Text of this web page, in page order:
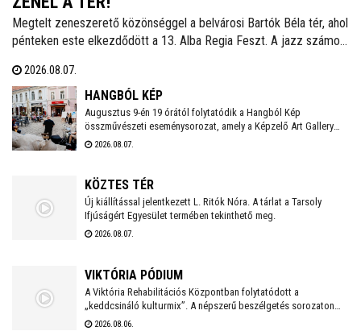
Megtelt zeneszerető közönséggel a belvárosi Bartók Béla tér, ahol
pénteken este elkezdődött a 13. Alba Regia Feszt. A jazz számos
Iskola végzős diákjainak fellépése nyitotta. Itt és a Szent István
Király Múzeum Díszudvarán szombaton és vasárnap este is
ingyenes koncertek várják a fehérváriakat és minden kedves
vendéget.
2026.08.07.
HANGBÓL KÉP
Augusztus 9-én 19 órától folytatódik a Hangból Kép
összművészeti eseménysorozat, amely a Képzelő Art Gallery
művészeti közösségéhez kapcsolódó kezdeményezésként,
2026.08.07.
KÖZTES TÉR
Új kiállítással jelentkezett L. Ritók Nóra. A tárlat a Tarsoly
Ifjúságért Egyesület termében tekinthető meg.
2026.08.07.
VIKTÓRIA PÓDIUM
A Viktória Rehabilitációs Központban folytatódott a
„keddcsináló kulturmix”. A népszerű beszélgetés sorozaton
ezúttal is kivételes vendégek tisztelték meg a Viktória Pódium
2026.08.06.